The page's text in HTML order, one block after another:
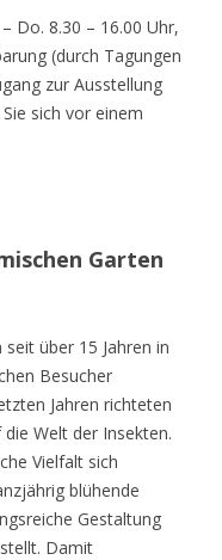
Do. 8.30 – 16.00 Uhr,
(durch Tagungen
zur Ausstellung
sich vor einem
Garten
über 15 Jahren in
Besucher
Jahren richteten
Welt der Insekten.
Vielfalt sich
blühende
Gestaltung
Damit